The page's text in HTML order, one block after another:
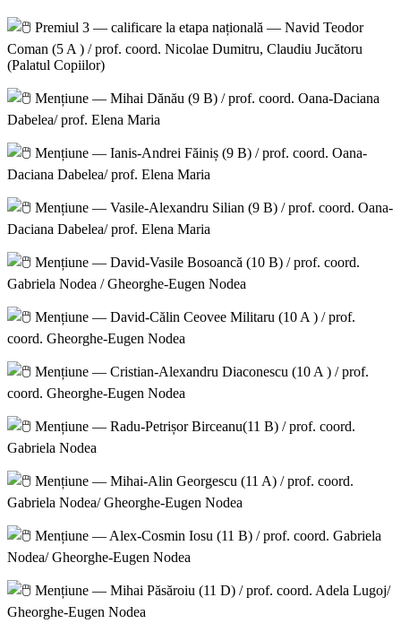
Premiul 3 — calificare la etapa națională — Navid Teodor
Coman (5 A ) / prof. coord. Nicolae Dumitru, Claudiu Jucătoru
(Palatul Copiilor)
Mențiune — Mihai Dănău (9 B) / prof. coord. Oana-Daciana
Dabelea/ prof. Elena Maria
Mențiune — Ianis-Andrei Făiniș (9 B) / prof. coord. Oana-
Daciana Dabelea/ prof. Elena Maria
Mențiune — Vasile-Alexandru Silian (9 B) / prof. coord. Oana-
Daciana Dabelea/ prof. Elena Maria
Mențiune — David-Vasile Bosoancă (10 B) / prof. coord.
Gabriela Nodea / Gheorghe-Eugen Nodea
Mențiune — David-Călin Ceovee Militaru (10 A ) / prof.
coord. Gheorghe-Eugen Nodea
Mențiune — Cristian-Alexandru Diaconescu (10 A ) / prof.
coord. Gheorghe-Eugen Nodea
Mențiune — Radu-Petrișor Birceanu(11 B) / prof. coord.
Gabriela Nodea
Mențiune — Mihai-Alin Georgescu (11 A) / prof. coord.
Gabriela Nodea/ Gheorghe-Eugen Nodea
Mențiune — Alex-Cosmin Iosu (11 B) / prof. coord. Gabriela
Nodea/ Gheorghe-Eugen Nodea
Mențiune — Mihai Păsăroiu (11 D) / prof. coord. Adela Lugoj/
Gheorghe-Eugen Nodea